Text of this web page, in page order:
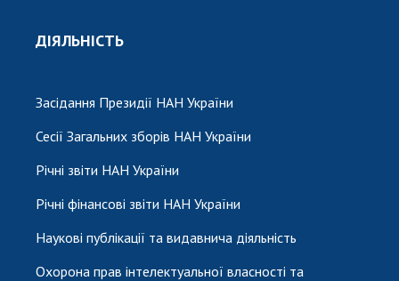
ДІЯЛЬНІСТЬ
Засідання Президії НАН України
Сесії Загальних зборів НАН України
Річні звіти НАН України
Річні фінансові звіти НАН України
Наукові публікації та видавнича діяльність
Охорона прав інтелектуальної власності та